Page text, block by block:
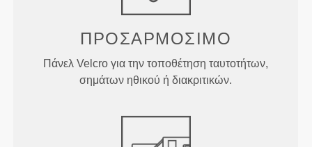
ΠΡΟΣΑΡΜΟΣΙΜΟ
Πάνελ Velcro για την τοποθέτηση ταυτοτήτων,
σημάτων ηθικού ή διακριτικών.